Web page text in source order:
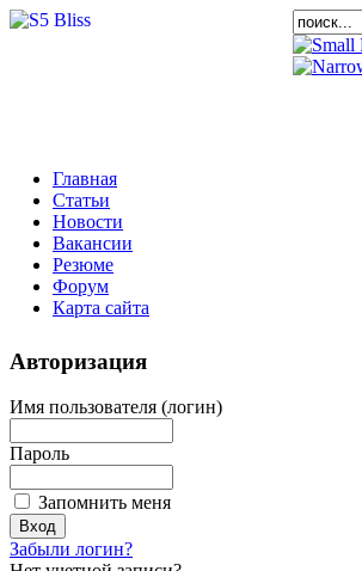
Главная
Статьи
Новости
Вакансии
Резюме
Форум
Карта сайта
Авторизация
Имя пользователя (логин)
Пароль
Запомнить меня
Забыли логин?